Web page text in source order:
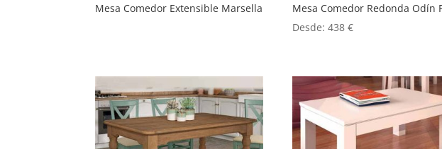
Mesa Comedor Extensible Marsella
Mesa Comedor Redonda Odín
Desde:438€